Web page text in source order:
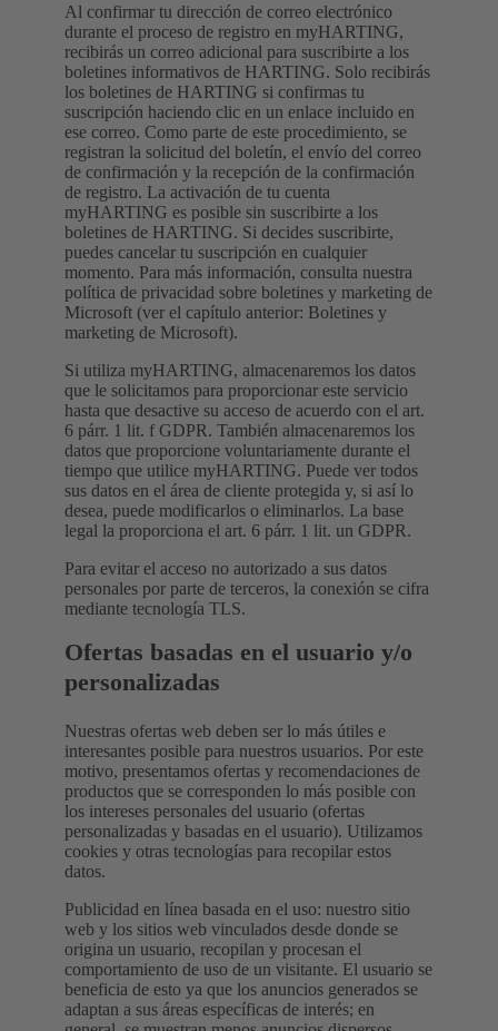
Al confirmar tu dirección de correo electrónico
durante el proceso de registro en myHARTING,
recibirás un correo adicional para suscribirte a los
boletines informativos de HARTING. Solo recibirás
los boletines de HARTING si confirmas tu
suscripción haciendo clic en un enlace incluido en
ese correo. Como parte de este procedimiento, se
registran la solicitud del boletín, el envío del correo
de confirmación y la recepción de la confirmación
de registro. La activación de tu cuenta
myHARTING es posible sin suscribirte a los
boletines de HARTING. Si decides suscribirte,
puedes cancelar tu suscripción en cualquier
momento. Para más información, consulta nuestra
política de privacidad sobre boletines y marketing de
Microsoft (ver el capítulo anterior: Boletines y
marketing de Microsoft).
Si utiliza myHARTING, almacenaremos los datos
que le solicitamos para proporcionar este servicio
hasta que desactive su acceso de acuerdo con el art.
6 párr. 1 lit. f GDPR. También almacenaremos los
datos que proporcione voluntariamente durante el
tiempo que utilice myHARTING. Puede ver todos
sus datos en el área de cliente protegida y, si así lo
desea, puede modificarlos o eliminarlos. La base
legal la proporciona el art. 6 párr. 1 lit. un GDPR.
Para evitar el acceso no autorizado a sus datos
personales por parte de terceros, la conexión se cifra
mediante tecnología TLS.
Ofertas basadas en el usuario y/o
personalizadas
Nuestras ofertas web deben ser lo más útiles e
interesantes posible para nuestros usuarios. Por este
motivo, presentamos ofertas y recomendaciones de
productos que se corresponden lo más posible con
los intereses personales del usuario (ofertas
personalizadas y basadas en el usuario). Utilizamos
cookies y otras tecnologías para recopilar estos
datos.
Publicidad en línea basada en el uso: nuestro sitio
web y los sitios web vinculados desde donde se
origina un usuario, recopilan y procesan el
comportamiento de uso de un visitante. El usuario se
beneficia de esto ya que los anuncios generados se
adaptan a sus áreas específicas de interés; en